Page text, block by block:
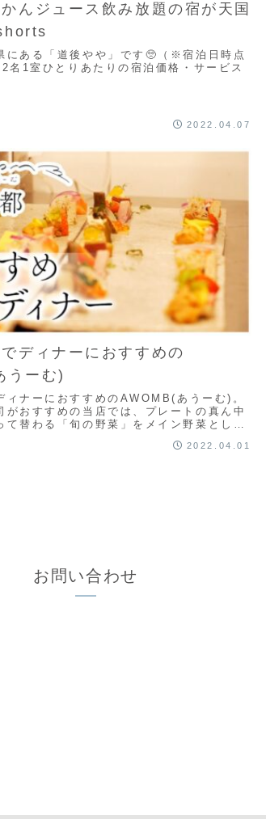
んジュース飲み放題の宿が天国
にある「道後やや」です🥺（※宿泊日時点
名1室ひとりあたりの宿泊価格・サービス
2022.04.07
ディナーにおすすめの
うーむ)
ィナーにおすすめのAWOMB(あうーむ)。
がおすすめの当店では、プレートの真ん中
て替わる「旬の野菜」をメイン野菜として
2022.04.01
お問い合わせ